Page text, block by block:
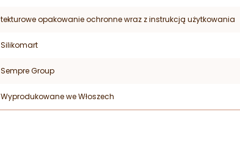
tekturowe opakowanie ochronne wraz z instrukcją użytkowania
Silikomart
Sempre Group
Wyprodukowane we Włoszech